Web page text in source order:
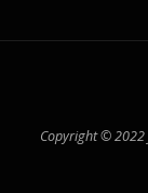
Copyright © 2022